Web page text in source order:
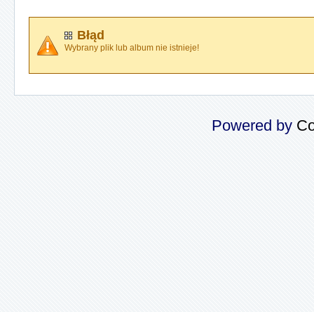
Błąd
Wybrany plik lub album nie istnieje!
Powered by